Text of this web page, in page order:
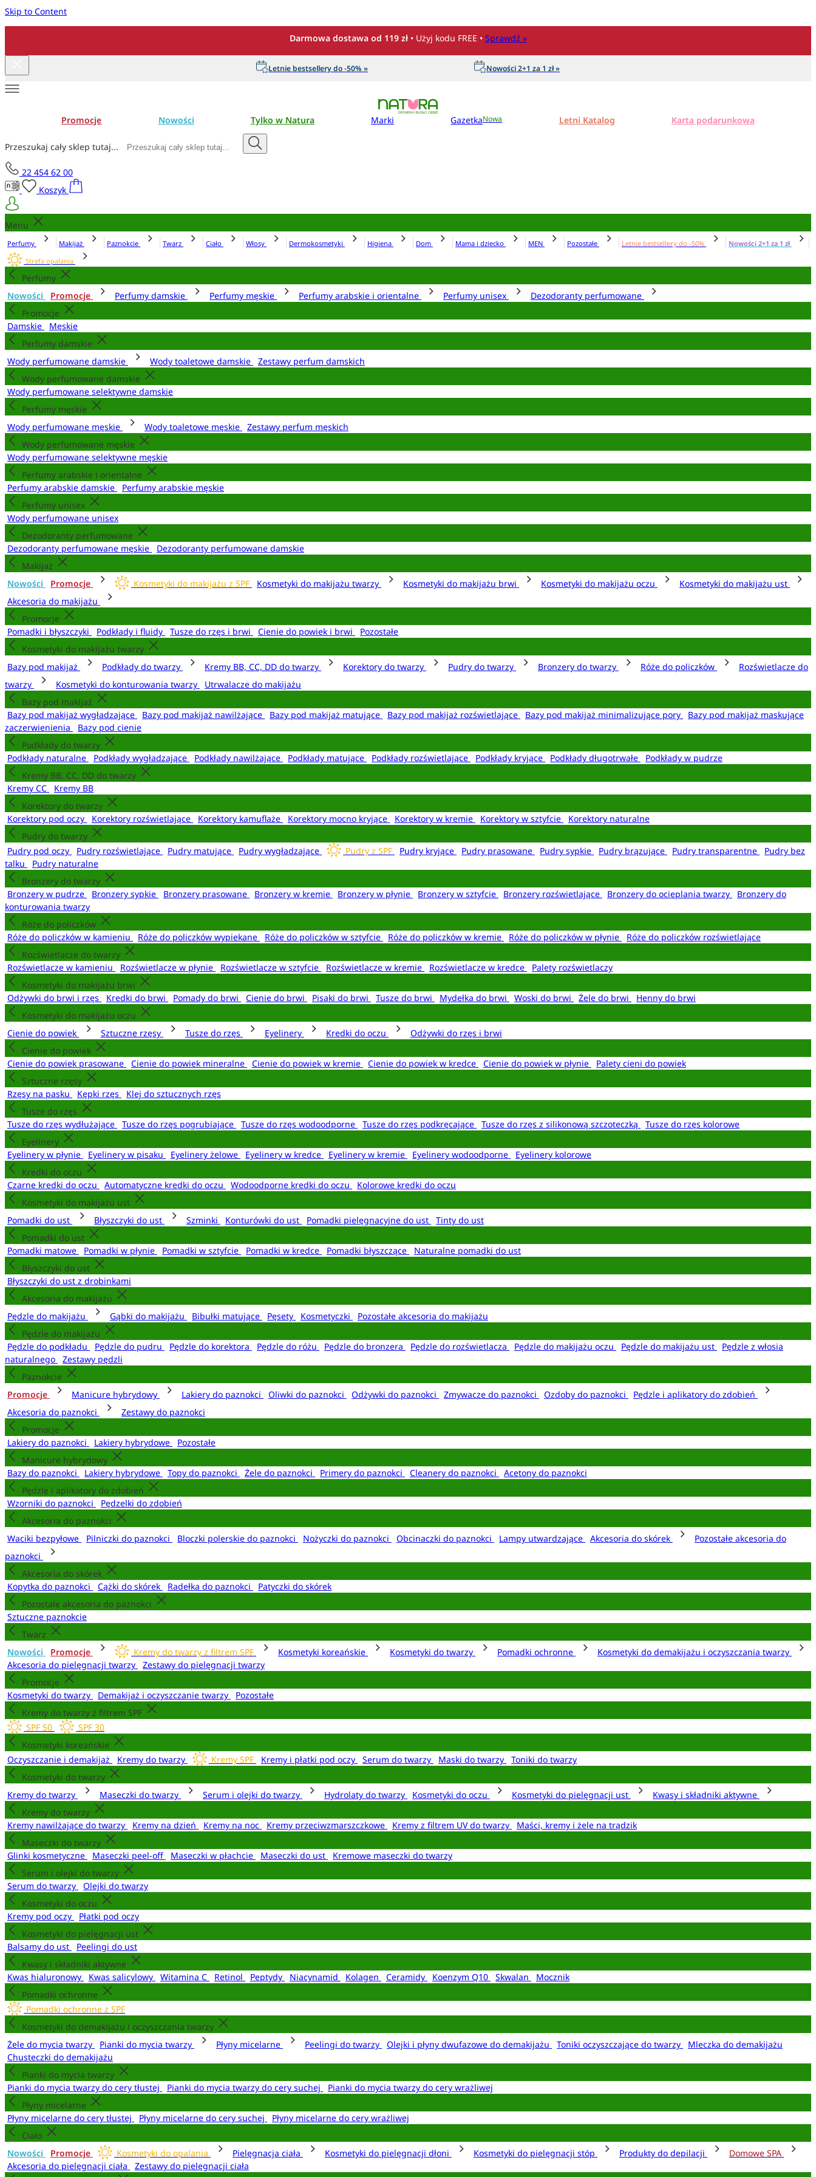
Skip to Content
Darmowa dostawa od 119 zł • Użyj kodu FREE • Sprawdź »
Letnie bestsellery do -50% » Nowości 2+1 za 1 zł »
Promocje Nowości Tylko w Natura Marki GazetkaNowa Letni Katalog Karta podarunkowa
Przeszukaj cały sklep tutaj...
22 454 62 00
Koszyk
Menu
Perfumy Makijaż Paznokcie Twarz Ciało Włosy Dermokosmetyki Higiena Dom Mama i dziecko MEN Pozostałe Letnie bestsellery do -50%
Nowości 2+1 za 1 zł
Strefa opalania
Perfumy
Nowości
Promocje Perfumy damskie Perfumy męskie Perfumy arabskie i orientalne Perfumy unisex
Dezodoranty perfumowane
Promocje
Damskie
Męskie
Perfumy damskie
Wody perfumowane damskie
Wody toaletowe damskie
Zestawy perfum damskich
Wody perfumowane damskie
Wody perfumowane selektywne damskie
Perfumy męskie
Wody perfumowane męskie
Wody toaletowe męskie
Zestawy perfum męskich
Wody perfumowane męskie
Wody perfumowane selektywne męskie
Perfumy arabskie i orientalne
Perfumy arabskie damskie
Perfumy arabskie męskie
Perfumy unisex
Wody perfumowane unisex
Dezodoranty perfumowane
Dezodoranty perfumowane męskie
Dezodoranty perfumowane damskie
Makijaż
Nowości
Promocje Kosmetyki do makijażu z SPF Kosmetyki do makijażu twarzy Kosmetyki do makijażu brwi Kosmetyki do makijażu oczu
Kosmetyki do makijażu ust
Akcesoria do makijażu
Promocje
Pomadki i błyszczyki
Podkłady i fluidy Tusze do rzęs i brwi Cienie do powiek i brwi
Pozostałe
Kosmetyki do makijażu twarzy
Bazy pod makijaż
Podkłady do twarzy Kremy BB, CC, DD do twarzy Korektory do twarzy Pudry do twarzy Bronzery do twarzy Róże do policzków
Rozświetlacze do
twarzy
Kosmetyki do konturowania twarzy
Utrwalacze do makijażu
Bazy pod makijaż
Bazy pod makijaż wygładzające
Bazy pod makijaż nawilżające Bazy pod makijaż matujące Bazy pod makijaż rozświetlające Bazy pod makijaż minimalizujące pory
Bazy pod makijaż maskujące
zaczerwienienia
Bazy pod cienie
Podkłady do twarzy
Podkłady naturalne
Podkłady wygładzające Podkłady nawilżające Podkłady matujące Podkłady rozświetlające Podkłady kryjące Podkłady długotrwałe
Podkłady w pudrze
Kremy BB, CC, DD do twarzy
Kremy CC
Kremy BB
Korektory do twarzy
Korektory pod oczy
Korektory rozświetlające Korektory kamuflaże Korektory mocno kryjące Korektory w kremie Korektory w sztyfcie
Korektory naturalne
Pudry do twarzy
Pudry pod oczy
Pudry rozświetlające Pudry matujące Pudry wygładzające Pudry z SPF Pudry kryjące Pudry prasowane Pudry sypkie Pudry brązujące Pudry transparentne
Pudry bez
talku
Pudry naturalne
Bronzery do twarzy
Bronzery w pudrze
Bronzery sypkie Bronzery prasowane Bronzery w kremie Bronzery w płynie Bronzery w sztyfcie Bronzery rozświetlające Bronzery do ocieplania twarzy
Bronzery do
konturowania twarzy
Róże do policzków
Róże do policzków w kamieniu
Róże do policzków wypiekane Róże do policzków w sztyfcie Róże do policzków w kremie Róże do policzków w płynie
Róże do policzków rozświetlające
Rozświetlacze do twarzy
Rozświetlacze w kamieniu
Rozświetlacze w płynie Rozświetlacze w sztyfcie Rozświetlacze w kremie Rozświetlacze w kredce
Palety rozświetlaczy
Kosmetyki do makijażu brwi
Odżywki do brwi i rzęs
Kredki do brwi Pomady do brwi Cienie do brwi Pisaki do brwi Tusze do brwi Mydełka do brwi Woski do brwi Żele do brwi
Henny do brwi
Kosmetyki do makijażu oczu
Cienie do powiek
Sztuczne rzęsy Tusze do rzęs Eyelinery Kredki do oczu
Odżywki do rzęs i brwi
Cienie do powiek
Cienie do powiek prasowane
Cienie do powiek mineralne Cienie do powiek w kremie Cienie do powiek w kredce Cienie do powiek w płynie
Palety cieni do powiek
Sztuczne rzęsy
Rzęsy na pasku
Kępki rzęs
Klej do sztucznych rzęs
Tusze do rzęs
Tusze do rzęs wydłużające
Tusze do rzęs pogrubiające Tusze do rzęs wodoodporne Tusze do rzęs podkręcające Tusze do rzęs z silikonową szczoteczką
Tusze do rzęs kolorowe
Eyelinery
Eyelinery w płynie
Eyelinery w pisaku Eyelinery żelowe Eyelinery w kredce Eyelinery w kremie Eyelinery wodoodporne
Eyelinery kolorowe
Kredki do oczu
Czarne kredki do oczu
Automatyczne kredki do oczu Wodoodporne kredki do oczu
Kolorowe kredki do oczu
Kosmetyki do makijażu ust
Pomadki do ust
Błyszczyki do ust Szminki Konturówki do ust Pomadki pielęgnacyjne do ust
Tinty do ust
Pomadki do ust
Pomadki matowe
Pomadki w płynie Pomadki w sztyfcie Pomadki w kredce Pomadki błyszczące
Naturalne pomadki do ust
Błyszczyki do ust
Błyszczyki do ust z drobinkami
Akcesoria do makijażu
Pędzle do makijażu
Gąbki do makijażu Bibułki matujące Pęsety Kosmetyczki
Pozostałe akcesoria do makijażu
Pędzle do makijażu
Pędzle do podkładu
Pędzle do pudru Pędzle do korektora Pędzle do różu Pędzle do bronzera Pędzle do rozświetlacza Pędzle do makijażu oczu Pędzle do makijażu ust
Pędzle z włosia
naturalnego
Zestawy pędzli
Paznokcie
Promocje
Manicure hybrydowy Lakiery do paznokci Oliwki do paznokci Odżywki do paznokci Zmywacze do paznokci Ozdoby do paznokci
Pędzle i aplikatory do zdobień
Akcesoria do paznokci
Zestawy do paznokci
Promocje
Lakiery do paznokci
Lakiery hybrydowe
Pozostałe
Manicure hybrydowy
Bazy do paznokci
Lakiery hybrydowe Topy do paznokci Żele do paznokci Primery do paznokci Cleanery do paznokci
Acetony do paznokci
Pędzle i aplikatory do zdobień
Wzorniki do paznokci
Pędzelki do zdobień
Akcesoria do paznokci
Waciki bezpyłowe
Pilniczki do paznokci Bloczki polerskie do paznokci Nożyczki do paznokci Obcinaczki do paznokci Lampy utwardzające Akcesoria do skórek
Pozostałe akcesoria do
paznokci
Akcesoria do skórek
Kopytka do paznokci
Cążki do skórek Radełka do paznokci
Patyczki do skórek
Pozostałe akcesoria do paznokci
Sztuczne paznokcie
Twarz
Nowości
Promocje Kremy do twarzy z filtrem SPF Kosmetyki koreańskie Kosmetyki do twarzy Pomadki ochronne
Kosmetyki do demakijażu i oczyszczania twarzy
Akcesoria do pielęgnacji twarzy
Zestawy do pielęgnacji twarzy
Promocje
Kosmetyki do twarzy
Demakijaż i oczyszczanie twarzy
Pozostałe
Kremy do twarzy z filtrem SPF
SPF 50
SPF 30
Kosmetyki koreańskie
Oczyszczanie i demakijaż
Kremy do twarzy Kremy SPF Kremy i płatki pod oczy Serum do twarzy Maski do twarzy
Toniki do twarzy
Kosmetyki do twarzy
Kremy do twarzy
Maseczki do twarzy Serum i olejki do twarzy Hydrolaty do twarzy Kosmetyki do oczu Kosmetyki do pielęgnacji ust
Kwasy i składniki aktywne
Kremy do twarzy
Kremy nawilżające do twarzy
Kremy na dzień Kremy na noc Kremy przeciwzmarszczkowe Kremy z filtrem UV do twarzy
Maści, kremy i żele na trądzik
Maseczki do twarzy
Glinki kosmetyczne
Maseczki peel-off Maseczki w płachcie Maseczki do ust
Kremowe maseczki do twarzy
Serum i olejki do twarzy
Serum do twarzy
Olejki do twarzy
Kosmetyki do oczu
Kremy pod oczy
Płatki pod oczy
Kosmetyki do pielęgnacji ust
Balsamy do ust
Peelingi do ust
Kwasy i składniki aktywne
Kwas hialuronowy
Kwas salicylowy Witamina C Retinol Peptydy Niacynamid Kolagen Ceramidy Koenzym Q10 Skwalan
Mocznik
Pomadki ochronne
Pomadki ochronne z SPF
Kosmetyki do demakijażu i oczyszczania twarzy
Żele do mycia twarzy
Pianki do mycia twarzy Płyny micelarne Peelingi do twarzy Olejki i płyny dwufazowe do demakijażu Toniki oczyszczające do twarzy
Mleczka do demakijażu
Chusteczki do demakijażu
Pianki do mycia twarzy
Pianki do mycia twarzy do cery tłustej
Pianki do mycia twarzy do cery suchej
Pianki do mycia twarzy do cery wrażliwej
Płyny micelarne
Płyny micelarne do cery tłustej
Płyny micelarne do cery suchej
Płyny micelarne do cery wrażliwej
Ciało
Nowości
Promocje Kosmetyki do opalania Pielęgnacja ciała Kosmetyki do pielęgnacji dłoni Kosmetyki do pielęgnacji stóp Produkty do depilacji
Domowe SPA
Akcesoria do pielęgnacji ciała
Zestawy do pielęgnacji ciała